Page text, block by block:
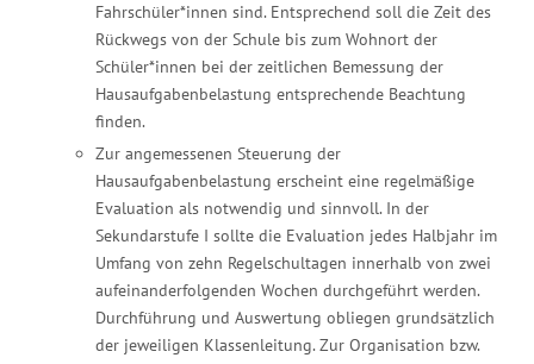
Fahrschüler*innen sind. Entsprechend soll die Zeit des
Rückwegs von der Schule bis zum Wohnort der
Schüler*innen bei der zeitlichen Bemessung der
Hausaufgabenbelastung entsprechende Beachtung
finden.
Zur angemessenen Steuerung der
Hausaufgabenbelastung erscheint eine regelmäßige
Evaluation als notwendig und sinnvoll. In der
Sekundarstufe I sollte die Evaluation jedes Halbjahr im
Umfang von zehn Regelschultagen innerhalb von zwei
aufeinanderfolgenden Wochen durchgeführt werden.
Durchführung und Auswertung obliegen grundsätzlich
der jeweiligen Klassenleitung. Zur Organisation bzw.